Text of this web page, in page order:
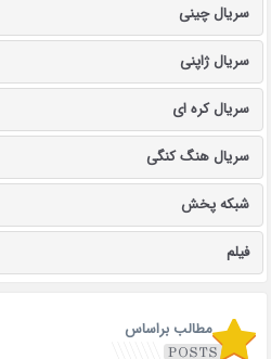
سریال چینی
سریال ژاپنی
سریال کره ای
سریال هنگ کنگی
شبکه پخش
فیلم
مطالب براساس